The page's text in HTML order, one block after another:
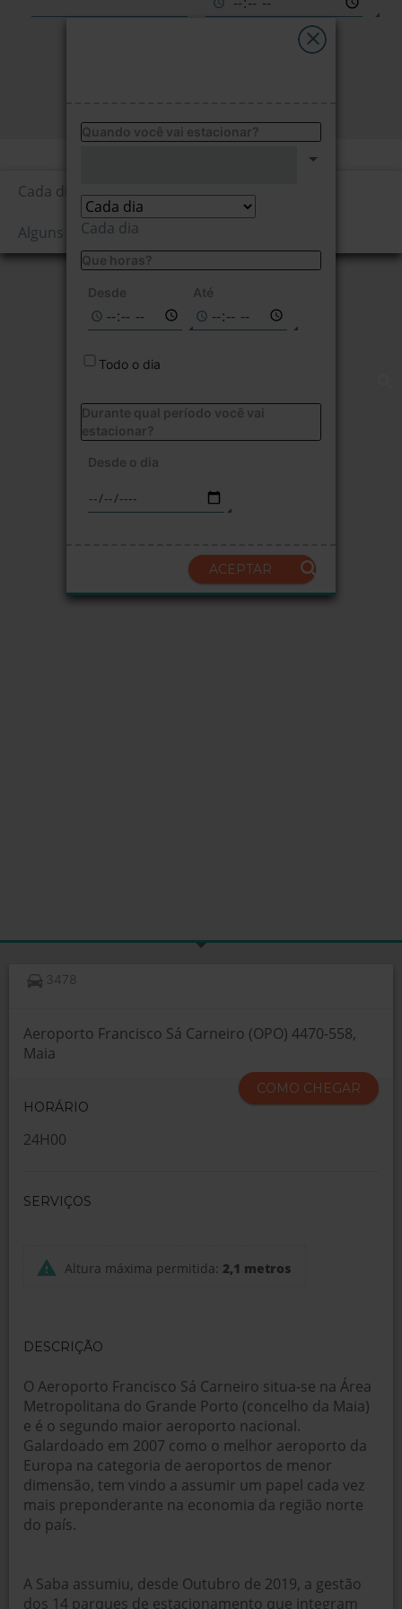
My Saba
FAQs
0,00€/1ª hora
Não disponível
nas datas
Quando você vai estacionar?
Cada dia
Que horas?
Desde Até
Todo o dia
Durante qual período você vai
estacionar?
Desde o dia
ACEPTAR
3478
Aeroporto Francisco Sá Carneiro (OPO) 4470-558,
Maia
COMO CHEGAR
HORÁRIO
24H00
SERVIÇOS
Altura máxima permitida: 2,1 metros
DESCRIÇÃO
O Aeroporto Francisco Sá Carneiro situa-se na Área
Metropolitana do Grande Porto (concelho da Maia)
e é o segundo maior aeroporto nacional.
Galardoado em 2007 como o melhor aeroporto da
Europa na categoria de aeroportos de menor
dimensão, tem vindo a assumir um papel cada vez
mais preponderante na economia da região norte
do país.
A Saba assumiu, desde Outubro de 2019, a gestão
dos 14 parques de estacionamento que integram
Cada dia
Alguns dias da semana